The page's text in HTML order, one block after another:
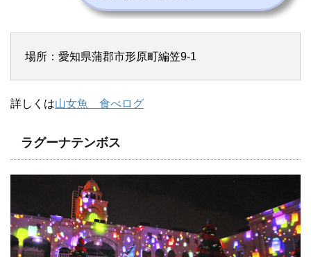
場所：愛知県蒲郡市形原町編笠9-1
詳しくは山女魚 食べログ
ラグーナテンボス